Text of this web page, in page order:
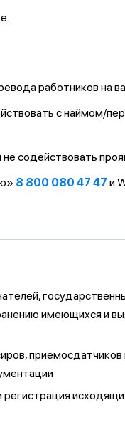
работников на
с наймом/
содействовать
8 800 080 47 47 и
имеющихся и